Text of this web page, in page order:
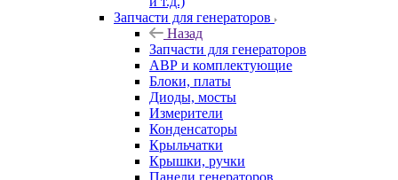
Запчасти для генераторов
Назад
Запчасти для генераторов
АВР и комплектующие
Блоки, платы
Диоды, мосты
Измерители
Конденсаторы
Крыльчатки
Крышки, ручки
Панели генераторов